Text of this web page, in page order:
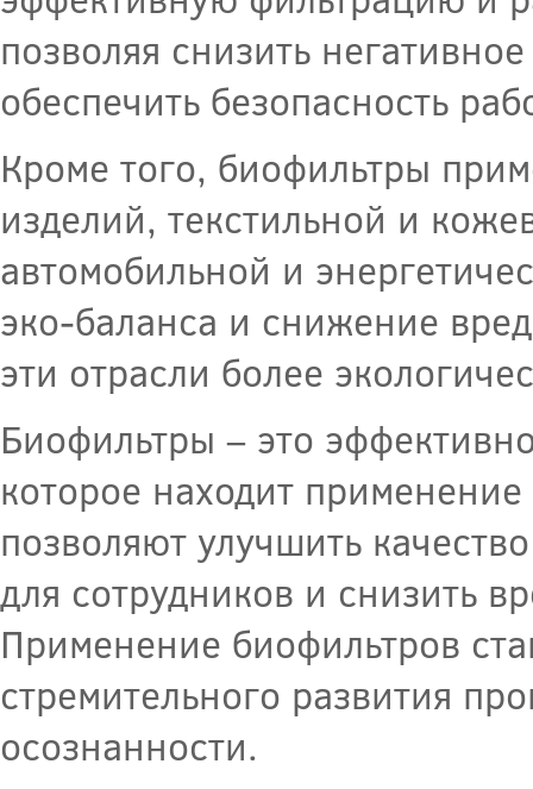
позволяя снизить
обеспечить безопасность
Кроме того, биофильтры
изделий, текстильной и
автомобильной и
эко-баланса и снижение
эти отрасли более
Биофильтры – это
которое находит
позволяют улучшить
для сотрудников и снизить
Применение биофильтров
стремительного развития
осознанности.